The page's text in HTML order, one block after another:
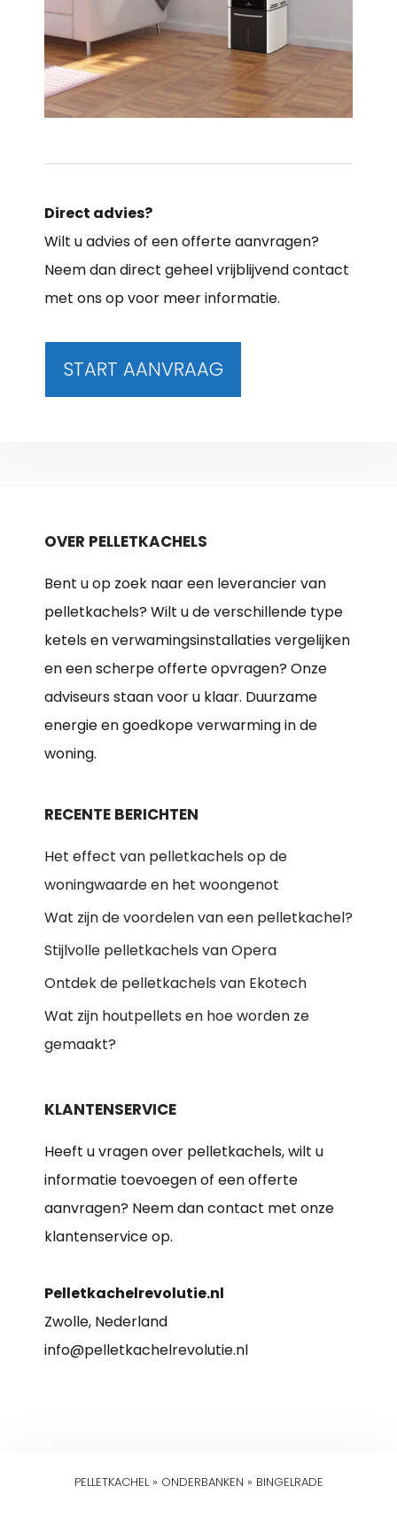
Direct advies?
Wilt u advies of een offerte aanvragen?
Neem dan direct geheel vrijblijvend contact
met ons op voor meer informatie.
START AANVRAAG
OVER PELLETKACHELS
Bent u op zoek naar een leverancier van
pelletkachels? Wilt u de verschillende type
ketels en verwamingsinstallaties vergelijken
en een scherpe offerte opvragen? Onze
adviseurs staan voor u klaar. Duurzame
energie en goedkope verwarming in de
woning.
RECENTE BERICHTEN
Het effect van pelletkachels op de
woningwaarde en het woongenot
Wat zijn de voordelen van een pelletkachel?
Stijlvolle pelletkachels van Opera
Ontdek de pelletkachels van Ekotech
Wat zijn houtpellets en hoe worden ze
gemaakt?
KLANTENSERVICE
Heeft u vragen over pelletkachels, wilt u
informatie toevoegen of een offerte
aanvragen? Neem dan contact met onze
klantenservice op.
Pelletkachelrevolutie.nl
Zwolle, Nederland
info@pelletkachelrevolutie.nl
PELLETKACHEL» ONDERBANKEN » BINGELRADE